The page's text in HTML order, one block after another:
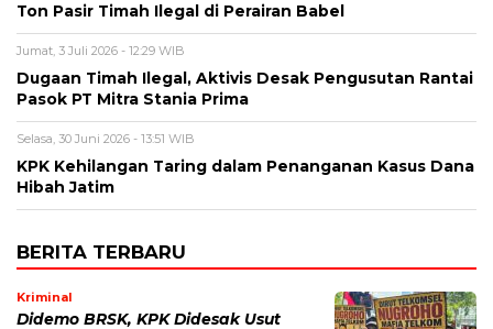
Ton Pasir Timah Ilegal di Perairan Babel
Jumat, 3 Juli 2026 - 12:29 WIB
Dugaan Timah Ilegal, Aktivis Desak Pengusutan Rantai
Pasok PT Mitra Stania Prima
Selasa, 30 Juni 2026 - 13:51 WIB
KPK Kehilangan Taring dalam Penanganan Kasus Dana
Hibah Jatim
BERITA TERBARU
Kriminal
Didemo BRSK, KPK Didesak Usut